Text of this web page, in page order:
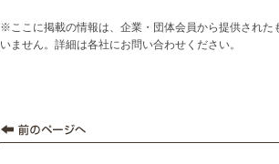
※ここに掲載の情報は、企業・団体会員から提供され
いません。詳細は各社にお問い合わせください。